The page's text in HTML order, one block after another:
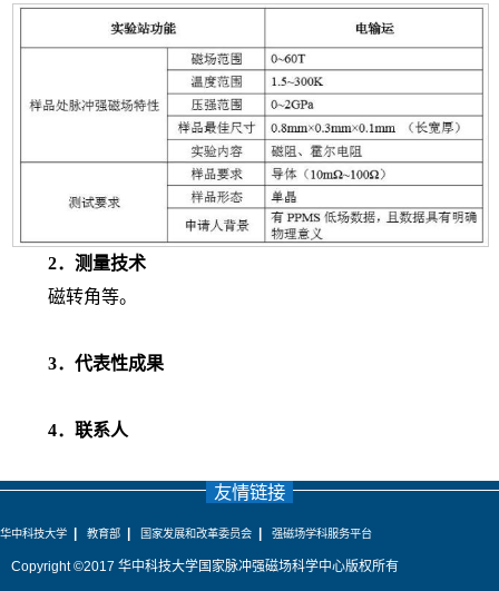
2．测量技术
磁转角等。
3．代表性成果
4．联系人
友情链接
华中科技大学 | 教育部 | 国家发展和改革委员会 | 强磁场学科服务平台
Copyright ©2017 华中科技大学国家脉冲强磁场科学中心版权所有